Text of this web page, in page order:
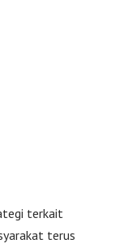
terkait
terus